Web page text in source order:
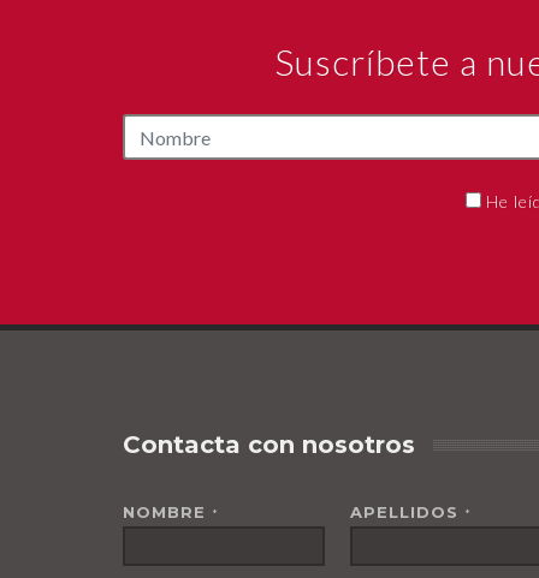
Suscríbete a
He
Contacta con nosotros
NOMBRE * APELLIDOS *